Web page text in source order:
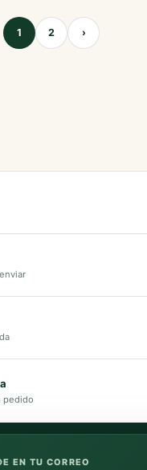
1 2 ›
pedido
EN TU CORREO